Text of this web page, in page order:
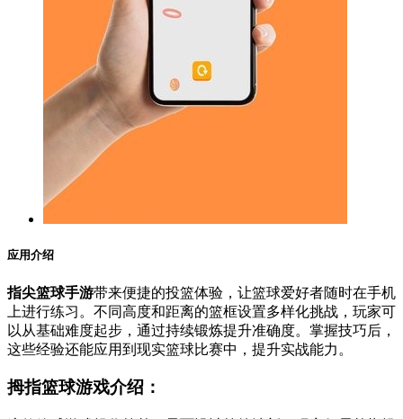
应用介绍
指尖篮球手游带来便捷的投篮体验，让篮球爱好者随时在手机
上进行练习。不同高度和距离的篮框设置多样化挑战，玩家可
以从基础难度起步，通过持续锻炼提升准确度。掌握技巧后，
这些经验还能应用到现实篮球比赛中，提升实战能力。
拇指篮球游戏介绍：